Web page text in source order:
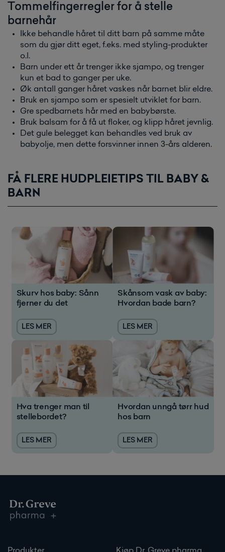
Tommelfingerregler for å stelle
barnehår
Ikke behandle håret til ditt barn på samme måte
som du gjør ditt eget, f.eks. med styling-produkter
o.l.
Barn under ett år trenger ikke sjampo, og trenger
kun et bad to ganger per uke.
Øk antall ganger håret vaskes når barnet blir eldre.
Bruk en sjampo som er spesielt utviklet for barn.
Gre spedbarnets hår med en babybørste.
Bruk balsam for å få ut floker, og klipp håret jevnlig.
Det gule belegget kan behandles ved bruk av
babyolje, men dette forsvinner innen 3-års alderen.
FÅ FLERE HUDPLEIETIPS TIL BABY &
BARN
Skurv hos baby: Sånn
fjerner du det
LES MER
Skånsom vask av baby:
Hvordan bade barn?
LES MER
Hva trenger man til
stellebordet?
LES MER
Hvordan unngå tørr hud
hos barn
LES MER